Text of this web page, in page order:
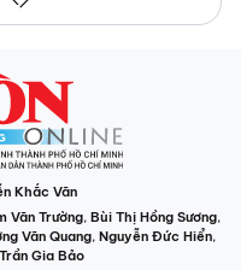
Khắc Văn
Văn Trường, Bùi Thị Hồng Sương,
Văn Quang, Nguyễn Đức Hiển,
Trần Gia Bảo